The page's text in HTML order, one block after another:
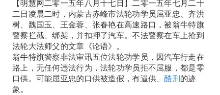
【明慧网二零一五年八月十七日】二零一五年七月二十
二日凌晨二时，内蒙古赤峰市法轮功学员屈亚忠、齐洪
树、魏国玉、王金蓉、张春艳在高速路口，被翁牛特旗
警察拦截、绑架，并扣押了汽车。不法警察在车上抢到
法轮大法师父的文章《论语》。
翁牛特旗警察非法审讯五位法轮功学员，因汽车行走在
路上，无任何违法行为，法轮功学员拒不屈服，都是零
口供。可能屈亚忠的口供被造假，有逼供、酷刑的迹
象。